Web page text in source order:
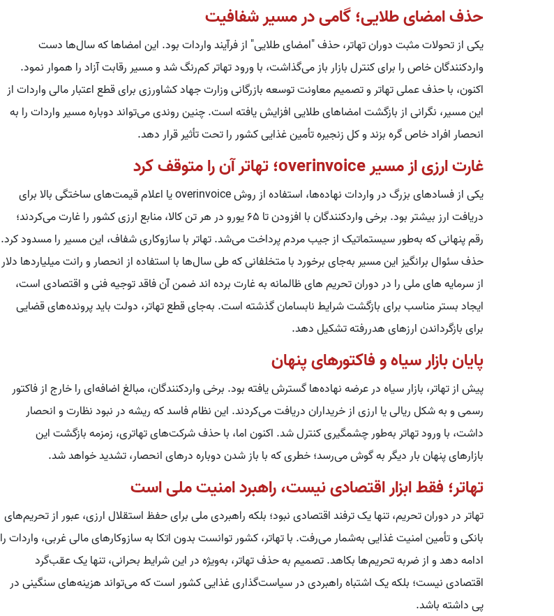
حذف امضای طلایی؛ گامی در مسیر شفافیت
یکی از تحولات مثبت دوران تهاتر، حذف "امضای طلایی" از فرآیند واردات بود. این امضاها که سال‌ها دست
واردکنندگان خاص را برای کنترل بازار باز می‌گذاشت، با ورود تهاتر کم‌رنگ شد و مسیر رقابت آزاد را هموار نمود.
اکنون، با حذف عملی تهاتر و تصمیم معاونت توسعه بازرگانی وزارت جهاد کشاورزی برای قطع اعتبار مالی واردات از
این مسیر، نگرانی از بازگشت امضاهای طلایی افزایش یافته است. چنین روندی می‌تواند دوباره مسیر واردات را به
انحصار افراد خاص گره بزند و کل زنجیره تأمین غذایی کشور را تحت تأثیر قرار دهد.
غارت ارزی از مسیر overinvoice؛ تهاتر آن را متوقف کرد
یکی از فسادهای بزرگ در واردات نهاده‌ها، استفاده از روش overinvoice یا اعلام قیمت‌های ساختگی بالا برای
دریافت ارز بیشتر بود. برخی واردکنندگان با افزودن تا ۶۵ یورو در هر تن کالا، منابع ارزی کشور را غارت می‌کردند؛
رقم پنهانی که به‌طور سیستماتیک از جیب مردم پرداخت می‌شد. تهاتر با سازوکاری شفاف، این مسیر را مسدود کرد.
حذف سئوال برانگیز این مسیر به‌جای برخورد با متخلفانی که طی سال‌ها با استفاده از انحصار و رانت میلیاردها دلار
از سرمایه های ملی را در دوران تحریم های ظالمانه به غارت برده اند ضمن آن فاقد توجیه فنی و اقتصادی است،
ایجاد بستر مناسب برای بازگشت شرایط نابسامان گذشته است. به‌جای قطع تهاتر، دولت باید پرونده‌های قضایی
برای بازگرداندن ارزهای هدررفته تشکیل دهد.
پایان بازار سیاه و فاکتورهای پنهان
پیش از تهاتر، بازار سیاه در عرضه نهاده‌ها گسترش یافته بود. برخی واردکنندگان، مبالغ اضافه‌ای را خارج از فاکتور
رسمی و به شکل ریالی یا ارزی از خریداران دریافت می‌کردند. این نظام فاسد که ریشه در نبود نظارت و انحصار
داشت، با ورود تهاتر به‌طور چشمگیری کنترل شد. اکنون اما، با حذف شرکت‌های تهاتری، زمزمه بازگشت این
بازارهای پنهان بار دیگر به گوش می‌رسد؛ خطری که با باز شدن دوباره درهای انحصار، تشدید خواهد شد.
تهاتر؛ فقط ابزار اقتصادی نیست، راهبرد امنیت ملی است
تهاتر در دوران تحریم، تنها یک ترفند اقتصادی نبود؛ بلکه راهبردی ملی برای حفظ استقلال ارزی، عبور از تحریم‌های
بانکی و تأمین امنیت غذایی به‌شمار می‌رفت. با تهاتر، کشور توانست بدون اتکا به سازوکارهای مالی غربی، واردات را
ادامه دهد و از ضربه تحریم‌ها بکاهد. تصمیم به حذف تهاتر، به‌ویژه در این شرایط بحرانی، تنها یک عقب‌گرد
اقتصادی نیست؛ بلکه یک اشتباه راهبردی در سیاست‌گذاری غذایی کشور است که می‌تواند هزینه‌های سنگینی در
پی داشته باشد.